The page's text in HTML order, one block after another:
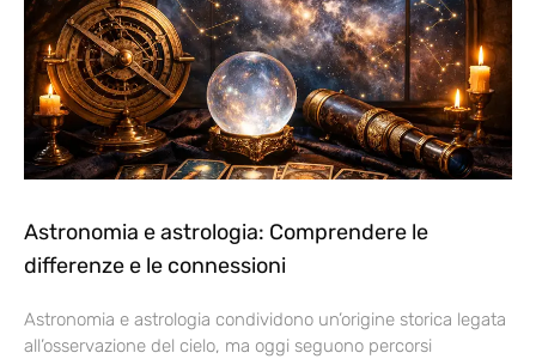
Astronomia e astrologia: Comprendere le
differenze e le connessioni
Astronomia e astrologia condividono un’origine storica legata
all’osservazione del cielo, ma oggi seguono percorsi